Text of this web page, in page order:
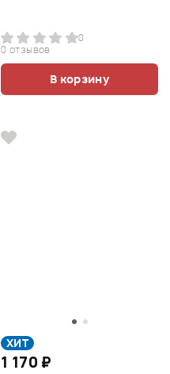
0
0 отзывов
В корзину
ХИТ
1 170 ₽